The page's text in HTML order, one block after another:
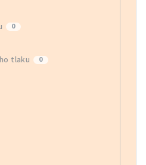
0
tlaku 0